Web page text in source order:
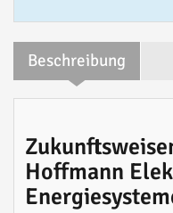
Beschreibung
Hoffmann